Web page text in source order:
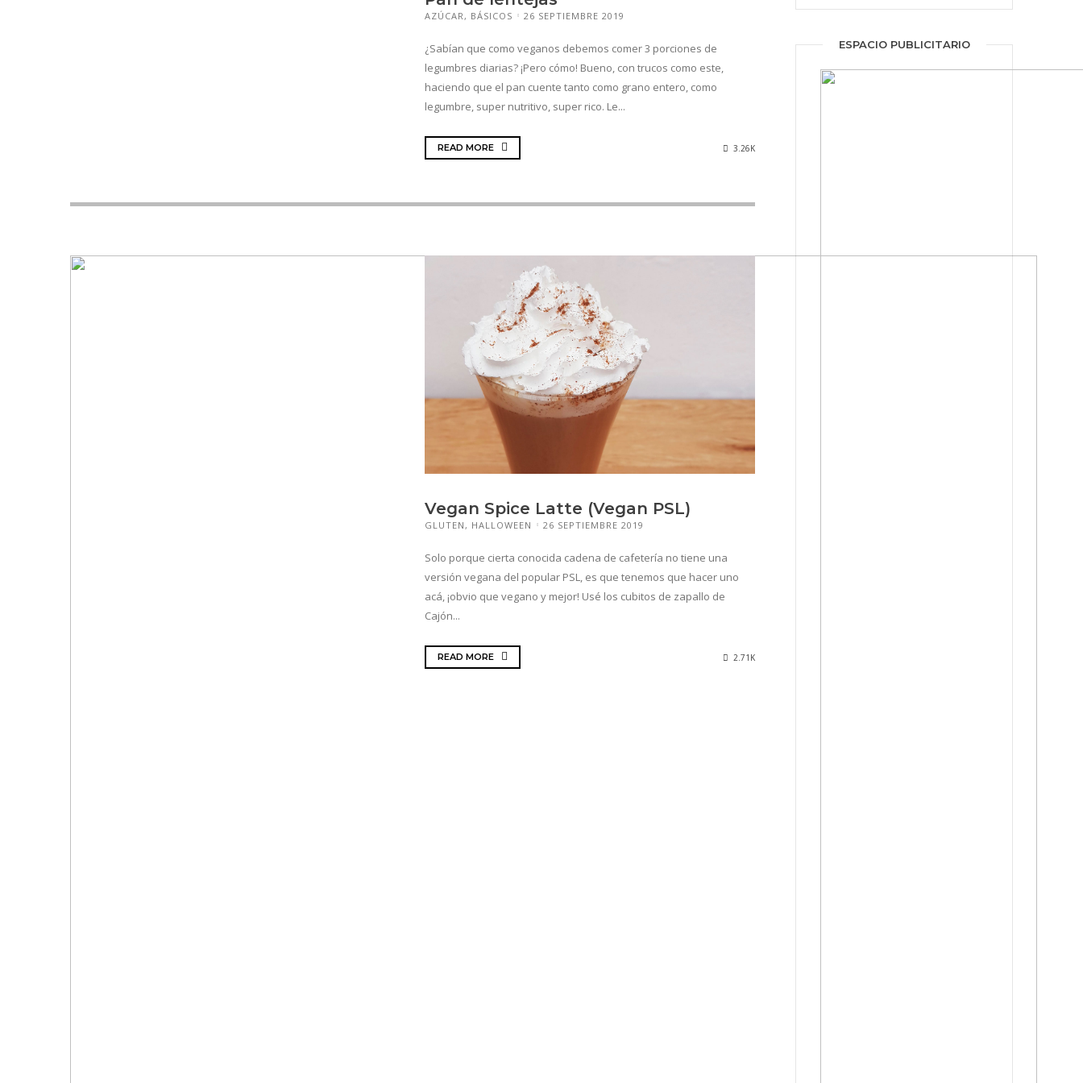
AZÚCAR , BÁSICOS 26 SEPTIEMBRE 2019
¿Sabían que como veganos debemos comer 3 porciones de
legumbres diarias? ¡Pero cómo! Bueno, con trucos como este,
haciendo que el pan cuente tanto como grano entero, como
legumbre, super nutritivo, super rico. Le...
READ MORE 3.26K
Vegan Spice Latte (Vegan PSL)
GLUTEN , HALLOWEEN 26 SEPTIEMBRE 2019
Solo porque cierta conocida cadena de cafetería no tiene una
versión vegana del popular PSL, es que tenemos que hacer uno
acá, ¡obvio que vegano y mejor! Usé los cubitos de zapallo de
Cajón...
READ MORE 2.71K
ESPACIO PUBLICITARIO